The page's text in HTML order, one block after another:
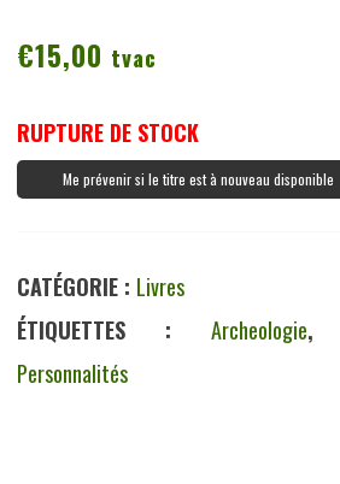
€15,00 tvac
RUPTURE DE STOCK
Me prévenir si le titre est à nouveau disponible
CATÉGORIE : Livres
ÉTIQUETTES :Archeologie,
Personnalités